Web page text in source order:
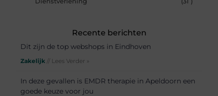
Recente berichten
Dit zijn de top webshops in Eindhoven
Zakelijk // Lees Verder »
In deze gevallen is EMDR therapie in Apeldoorn een
goede keuze voor jou